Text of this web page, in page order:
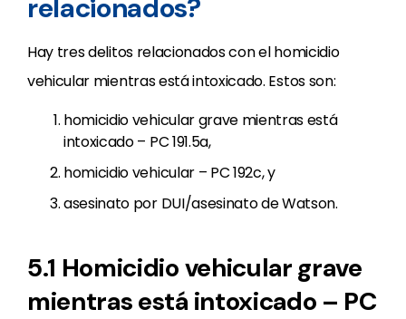
relacionados?
Hay tres delitos relacionados con el homicidio
vehicular mientras está intoxicado. Estos son:
homicidio vehicular grave mientras está
intoxicado – PC 191.5a,
homicidio vehicular – PC 192c, y
asesinato por DUI/asesinato de Watson.
5.1 Homicidio vehicular grave
mientras está intoxicado – PC